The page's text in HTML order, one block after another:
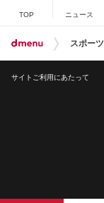
TOP ニュース
スポーツ
サイトご利用にあたって